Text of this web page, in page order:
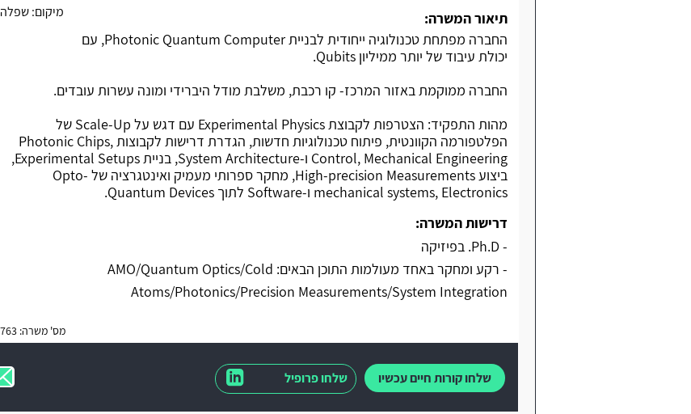
משרה חמה
מיקום:שפלה
תיאור המשרה:
החברה מפתחת טכנולוגיה ייחודית לבניית Photonic Quantum Computer, עם
יכולת עיבוד של יותר ממיליון Qubits.
החברה ממוקמת באזור המרכז- קו רכבת, משלבת מודל היברידי ומונה עשרות עובדים.
מהות התפקיד: הצטרפות לקבוצת Experimental Physics עם דגש על Scale-Up של
הפלטפורמה הקוונטית, פיתוח טכנולוגיות חדשות, הגדרת דרישות לקבוצות Photonic Chips,
Control, Mechanical Engineering ו-System Architecture, בניית Experimental Setups,
ביצוע High-precision Measurements, מחקר ספרותי מעמיק ואינטגרציה של Opto-
mechanical systems, Electronics ו-Software לתוך Quantum Devices.
דרישות המשרה:
- Ph.D. בפיזיקה
- רקע ומחקר באחד מעולמות התוכן הבאים: AMO/Quantum Optics/Cold
Atoms/Photonics/Precision Measurements/System Integration
מס' משרה: 154763
שלחו קורות חיים עכשיו שלחו פרופיל